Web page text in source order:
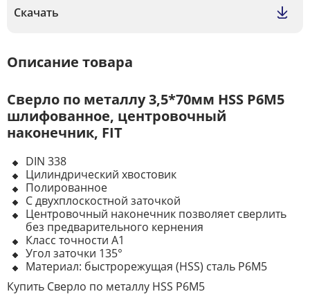
Скачать
Описание товара
Сверло по металлу 3,5*70мм HSS Р6М5
шлифованное, центровочный
наконечник, FIT
DIN 338
Цилиндрический хвостовик
Полированное
C двухплоскостной заточкой
Центровочный наконечник позволяет сверлить
без предварительного кернения
Класс точности А1
Угол заточки 135°
Материал: быстрорежущая (HSS) сталь Р6М5
Купить Сверло по металлу HSS Р6М5